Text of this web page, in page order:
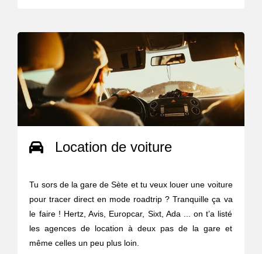
Location de voiture
Tu sors de la gare de Sète et tu veux louer une voiture
pour tracer direct en mode roadtrip ? Tranquille ça va
le faire ! Hertz, Avis, Europcar, Sixt, Ada ... on t’a listé
les agences de location à deux pas de la gare et
même celles un peu plus loin.